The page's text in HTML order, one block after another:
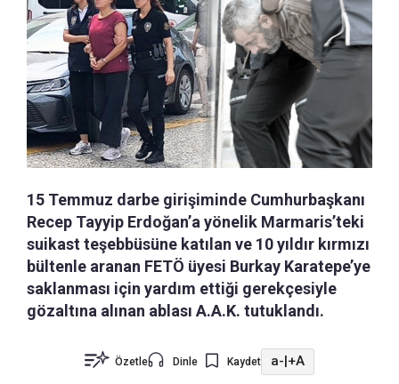
15 Temmuz darbe girişiminde Cumhurbaşkanı
Recep Tayyip Erdoğan’a yönelik Marmaris’teki
suikast teşebbüsüne katılan ve 10 yıldır kırmızı
bültenle aranan FETÖ üyesi Burkay Karatepe’ye
saklanması için yardım ettiği gerekçesiyle
gözaltına alınan ablası A.A.K. tutuklandı.
Özetle Dinle Kaydet a-|+A